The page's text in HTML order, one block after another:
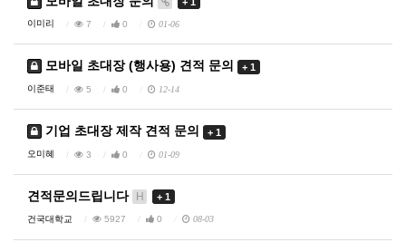
이미리 7 0 01-06
모바일 초대장 (행사용) 견적 문의 + 1
이준태 5 0 12-14
기업 초대장 제작 견적 문의 + 1
오미혜 3 0 01-09
견적문의드립니다 H + 1
건국대학교 5927 0 08-03